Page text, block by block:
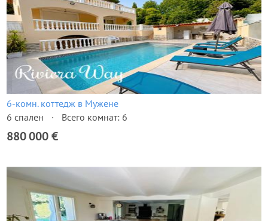
6-комн. коттедж в Мужене
6 спален
Всего комнат: 6
880 000 €